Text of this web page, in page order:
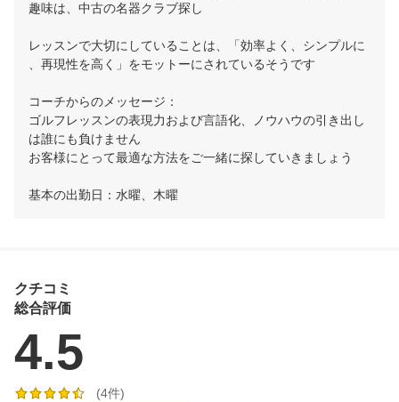
趣味は、中古の名器クラブ探し
レッスンで大切にしていることは、「効率よく、シンプルに
、再現性を高く」をモットーにされているそうです
コーチからのメッセージ：
ゴルフレッスンの表現力および言語化、ノウハウの引き出し
は誰にも負けません
お客様にとって最適な方法をご一緒に探していきましょう
基本の出勤日：水曜、木曜
クチコミ
総合評価
4.5
(4件)